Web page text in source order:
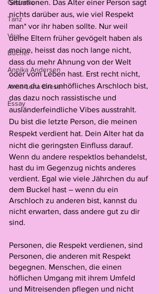
Gedanken
Tanz
Viral.
Bücher
Annika Andersen
Anna-Lena Dresen
Essay
Situationen. Das Alter einer Person sagt
nichts darüber aus, wie viel Respekt
man* vor ihr haben sollte. Nur weil
deine Eltern früher gevögelt haben als
meine, heisst das noch lange nicht,
dass du mehr Ahnung von der Welt
oder vom Leben hast. Erst recht nicht,
wenn du ein unhöfliches Arschloch bist,
das dazu noch rassistische und
ausländerfeindliche Vibes ausstrahlt.
Du bist die letzte Person, die meinen
Respekt verdient hat. Dein Alter hat da
nicht die geringsten Einfluss darauf.
Wenn du andere respektlos behandelst,
hast du im Gegenzug nichts anderes
verdient. Egal wie viele Jährchen du auf
dem Buckel hast – wenn du ein
Arschloch zu anderen bist, kannst du
nicht erwarten, dass andere gut zu dir
sind.
Personen, die Respekt verdienen, sind
Personen, die anderen mit Respekt
begegnen. Menschen, die einen
höflichen Umgang mit ihrem Umfeld
und Mitreisenden pflegen und nicht